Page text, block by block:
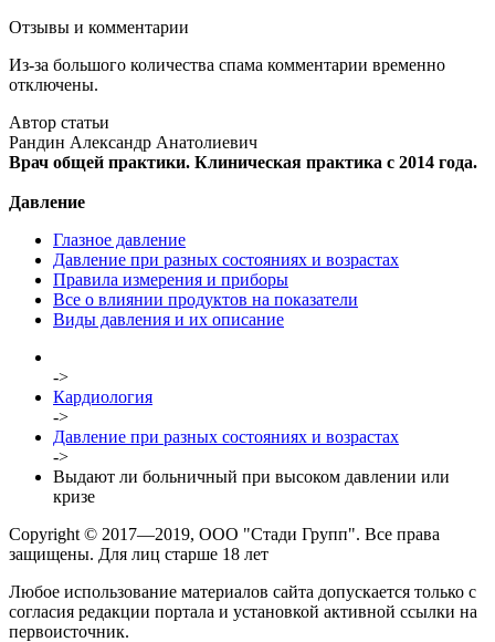
Отзывы и комментарии
Из-за большого количества спама комментарии временно
отключены.
Автор статьи
Рандин Александр Анатолиевич
Врач общей практики. Клиническая практика с 2014 года.
Давление
Глазное давление
Давление при разных состояниях и возрастах
Правила измерения и приборы
Все о влиянии продуктов на показатели
Виды давления и их описание
->
Кардиология
->
Давление при разных состояниях и возрастах
->
Выдают ли больничный при высоком давлении или
кризе
Copyright © 2017—2019, ООО "Стади Групп". Все права
защищены. Для лиц старше 18 лет
Любое использование материалов сайта допускается только с
согласия редакции портала и установкой активной ссылки на
первоисточник.